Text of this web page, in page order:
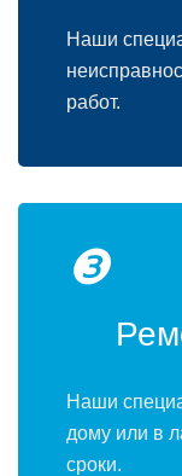
Наши
работ.
❸
Наши
дому или в
сроки.